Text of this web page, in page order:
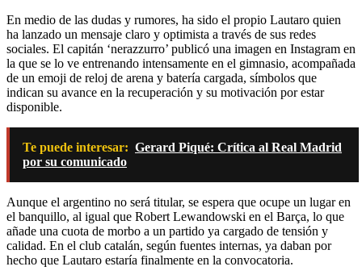
En medio de las dudas y rumores, ha sido el propio Lautaro quien
ha lanzado un mensaje claro y optimista a través de sus redes
sociales. El capitán ‘nerazzurro’ publicó una imagen en Instagram en
la que se lo ve entrenando intensamente en el gimnasio, acompañada
de un emoji de reloj de arena y batería cargada, símbolos que
indican su avance en la recuperación y su motivación por estar
disponible.
Te puede interesar: Gerard Piqué: Crítica al Real Madrid
por su comunicado
Aunque el argentino no será titular, se espera que ocupe un lugar en
el banquillo, al igual que Robert Lewandowski en el Barça, lo que
añade una cuota de morbo a un partido ya cargado de tensión y
calidad. En el club catalán, según fuentes internas, ya daban por
hecho que Lautaro estaría finalmente en la convocatoria.